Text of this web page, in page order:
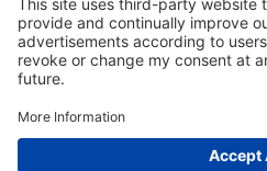
Derechos de autor © Many Brands